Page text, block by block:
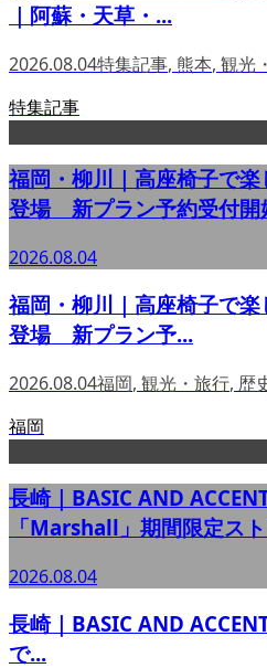
｜阿蘇・天草・...
2026.08.04特集記事, 熊本, 観光
特集記事
福岡・柳川｜高座椅子で
登場 新プラン予約受付開
2026.08.04
福岡・柳川｜高座椅子で
登場 新プラン予...
2026.08.04福岡, 観光・旅行, 歴
福岡
長崎｜BASIC AND
「Marshall」期間限定ス
2026.08.04
長崎｜BASIC AND
で...